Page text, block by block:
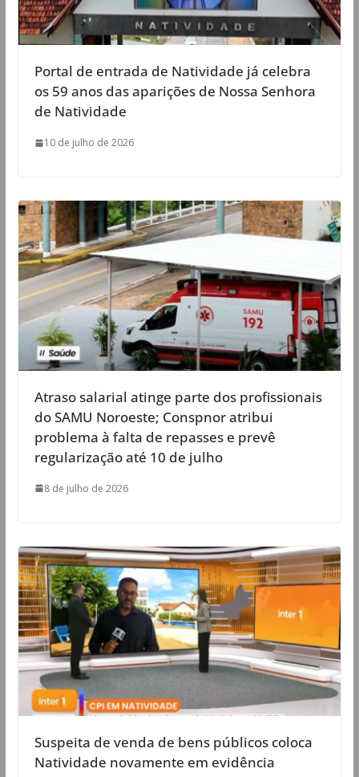
Portal de entrada de Natividade já celebra
os 59 anos das aparições de Nossa Senhora
de Natividade
10 de julho de 2026
Atraso salarial atinge parte dos profissionais
do SAMU Noroeste; Conspnor atribui
problema à falta de repasses e prevê
regularização até 10 de julho
8 de julho de 2026
Suspeita de venda de bens públicos coloca
Natividade novamente em evidência